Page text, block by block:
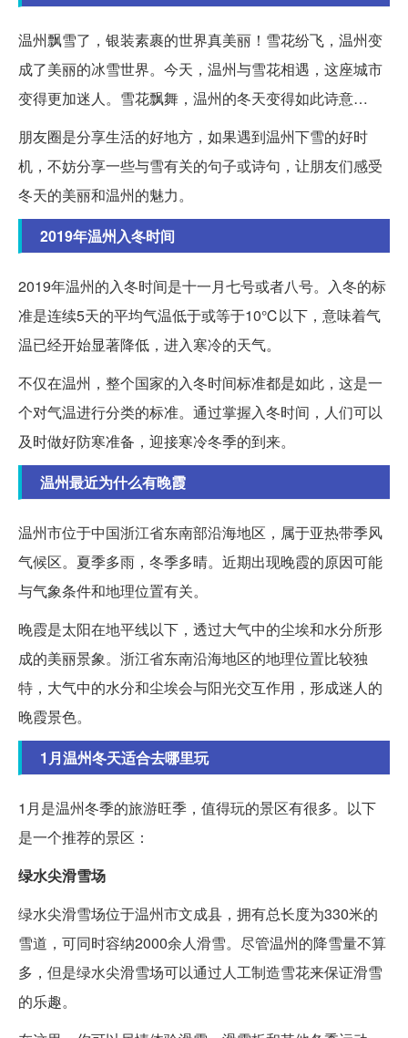
温州飘雪了，银装素裹的世界真美丽！雪花纷飞，温州变
成了美丽的冰雪世界。今天，温州与雪花相遇，这座城市
变得更加迷人。雪花飘舞，温州的冬天变得如此诗意…
朋友圈是分享生活的好地方，如果遇到温州下雪的好时
机，不妨分享一些与雪有关的句子或诗句，让朋友们感受
冬天的美丽和温州的魅力。
2019年温州入冬时间
2019年温州的入冬时间是十一月七号或者八号。入冬的标
准是连续5天的平均气温低于或等于10℃以下，意味着气
温已经开始显著降低，进入寒冷的天气。
不仅在温州，整个国家的入冬时间标准都是如此，这是一
个对气温进行分类的标准。通过掌握入冬时间，人们可以
及时做好防寒准备，迎接寒冷冬季的到来。
温州最近为什么有晚霞
温州市位于中国浙江省东南部沿海地区，属于亚热带季风
气候区。夏季多雨，冬季多晴。近期出现晚霞的原因可能
与气象条件和地理位置有关。
晚霞是太阳在地平线以下，透过大气中的尘埃和水分所形
成的美丽景象。浙江省东南沿海地区的地理位置比较独
特，大气中的水分和尘埃会与阳光交互作用，形成迷人的
晚霞景色。
1月温州冬天适合去哪里玩
1月是温州冬季的旅游旺季，值得玩的景区有很多。以下
是一个推荐的景区：
绿水尖滑雪场
绿水尖滑雪场位于温州市文成县，拥有总长度为330米的
雪道，可同时容纳2000余人滑雪。尽管温州的降雪量不算
多，但是绿水尖滑雪场可以通过人工制造雪花来保证滑雪
的乐趣。